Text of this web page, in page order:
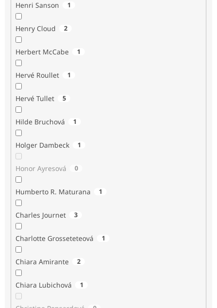
Henri Sanson 1
Henry Cloud 2
Herbert McCabe 1
Hervé Roullet 1
Hervé Tullet 5
Hilde Bruchová 1
Holger Dambeck 1
Honor Ayresová 0
Humberto R. Maturana 1
Charles Journet 3
Charlotte Grosseteteová 1
Chiara Amirante 2
Chiara Lubichová 1